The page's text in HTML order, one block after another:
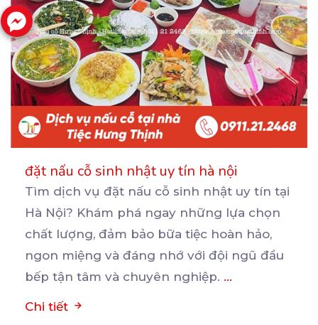
đặt nấu cỗ sinh nhật uy tín hà nội
Tìm dịch vụ đặt nấu cỗ sinh nhật uy tín tại
Hà Nội? Khám phá ngay những lựa chọn
chất lượng, đảm bảo bữa tiệc hoàn hảo,
ngon miệng và đáng nhớ với đội ngũ đầu
bếp tận tâm và chuyên nghiệp. ...
Chi tiết